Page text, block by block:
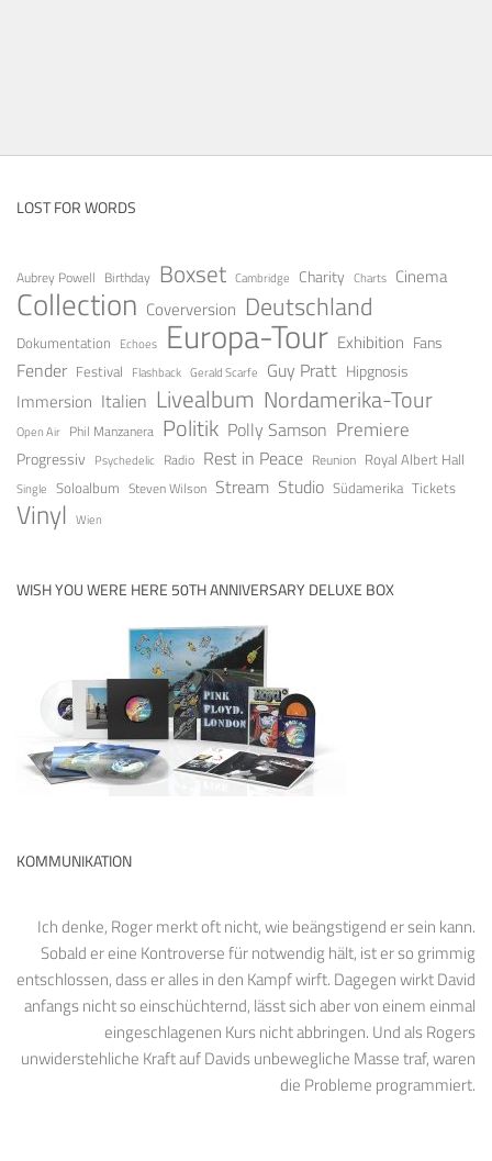
LOST FOR WORDS
Aubrey Powell Birthday Boxset Cambridge Charity Charts Cinema
Collection Coverversion Deutschland
Dokumentation Echoes Europa-Tour Exhibition Fans
Fender Festival Flashback Gerald Scarfe Guy Pratt Hipgnosis
Immersion Italien Livealbum Nordamerika-Tour
Open Air Phil Manzanera Politik Polly Samson Premiere
Progressiv Psychedelic Radio Rest in Peace Reunion Royal Albert Hall
Single Soloalbum Steven Wilson Stream Studio Südamerika Tickets
Vinyl Wien
WISH YOU WERE HERE 50TH ANNIVERSARY DELUXE BOX
KOMMUNIKATION
Ich denke, Roger merkt oft nicht, wie beängstigend er sein kann.
Sobald er eine Kontroverse für notwendig hält, ist er so grimmig
entschlossen, dass er alles in den Kampf wirft. Dagegen wirkt David
anfangs nicht so einschüchternd, lässt sich aber von einem einmal
eingeschlagenen Kurs nicht abbringen. Und als Rogers
unwiderstehliche Kraft auf Davids unbewegliche Masse traf, waren
die Probleme programmiert.